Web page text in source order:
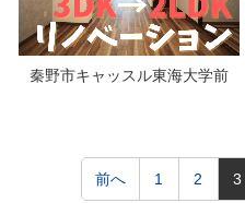
秦野市キャッスル東海大学前
前へ 1 2 3